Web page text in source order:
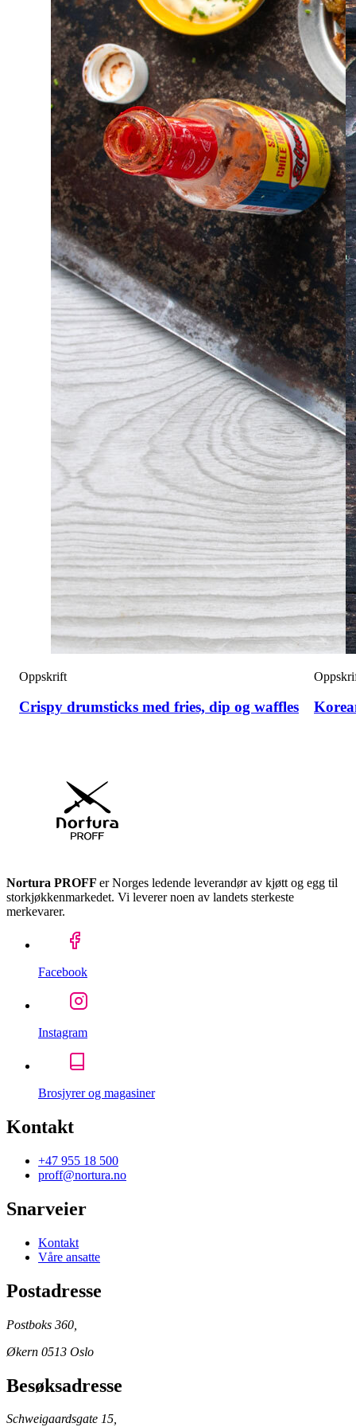
Oppskrift
Crispy drumsticks med fries, dip og waffles
Nortura PROFF er Norges ledende leverandør av kjøtt og egg til
storkjøkkenmarkedet. Vi leverer noen av landets sterkeste
merkevarer.
Facebook
Instagram
Brosjyrer og magasiner
Kontakt
+47 955 18 500
proff@nortura.no
Snarveier
Kontakt
Våre ansatte
Postadresse
Postboks 360,
Økern 0513 Oslo
Besøksadresse
Schweigaardsgate 15,